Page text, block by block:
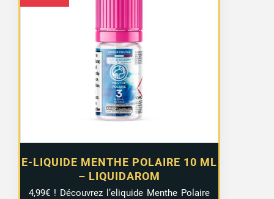
E-LIQUIDE MENTHE POLAIRE 10 ML
– LIQUIDAROM
4,99€ ! Découvrez l’eliquide Menthe Polaire